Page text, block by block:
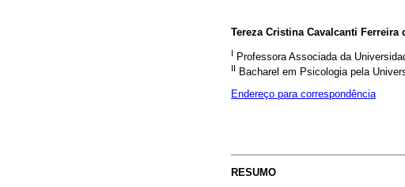
Tereza Cristina Cavalcanti Ferreira
I Professora Associada da
II Bacharel em Psicologia pela
Endereço para correspondência
RESUMO